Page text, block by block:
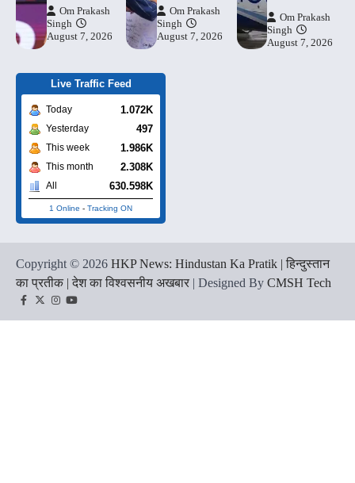
Om Prakash
Singh
August 7, 2026
Om Prakash
Singh
August 7, 2026
Om Prakash
Singh
August 7, 2026
Live Traffic Feed
Today 1.072K
Yesterday 497
This week 1.986K
This month 2.308K
All 630.598K
1 Online - Tracking ON
Copyright © 2026 HKP News: Hindustan Ka Pratik | हिन्दुस्तान
का प्रतीक | देश का विश्वसनीय अखबार | Designed By CMSH Tech
Facebook
TwitterInstagram
YouTube